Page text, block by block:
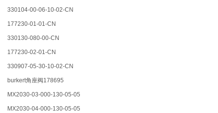
330104-00-06-10-02-CN
177230-01-01-CN
330130-080-00-CN
177230-02-01-CN
330907-05-30-10-02-CN
burkert角座阀178695
MX2030-03-000-130-05-05
MX2030-04-000-130-05-05